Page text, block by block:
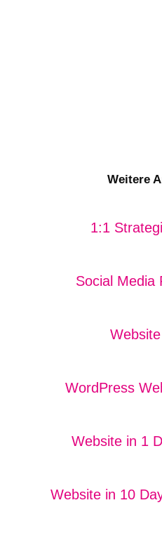
Weitere
1:1
Social Media
WordPress
Website in 1
Website in 10